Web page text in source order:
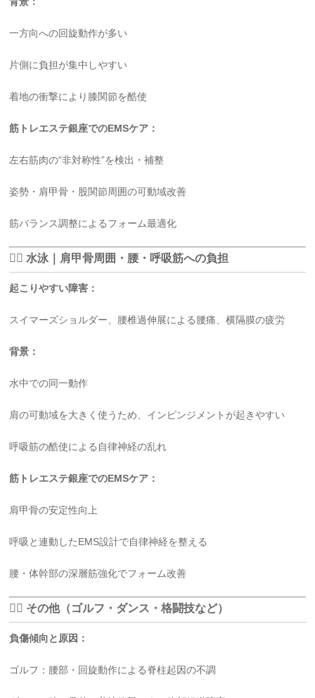
一方向への回旋動作が多い
片側に負担が集中しやすい
着地の衝撃により膝関節を酷使
筋トレエステ銀座でのEMSケア：
左右筋肉の“非対称性”を検出・補整
姿勢・肩甲骨・股関節周囲の可動域改善
筋バランス調整によるフォーム最適化
🏊‍♀️ 水泳｜肩甲骨周囲・腰・呼吸筋への負担
起こりやすい障害：
スイマーズショルダー、腰椎過伸展による腰痛、横隔膜の疲労
背景：
水中での同一動作
肩の可動域を大きく使うため、インピンジメントが起きやすい
呼吸筋の酷使による自律神経の乱れ
筋トレエステ銀座でのEMSケア：
肩甲骨の安定性向上
呼吸と連動したEMS設計で自律神経を整える
腰・体幹部の深層筋強化でフォーム改善
🧘‍♂️ その他（ゴルフ・ダンス・格闘技など）
負傷傾向と原因：
ゴルフ：腰部・回旋動作による脊柱起因の不調